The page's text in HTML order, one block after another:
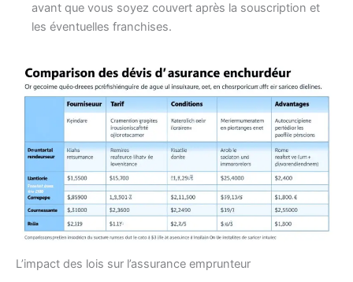
avant que vous soyez couvert après la souscription et
les éventuelles franchises.
L’impact des lois sur l’assurance emprunteur